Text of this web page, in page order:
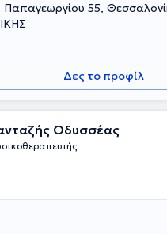
55,
Δες το προφίλ
Οδυσσέας